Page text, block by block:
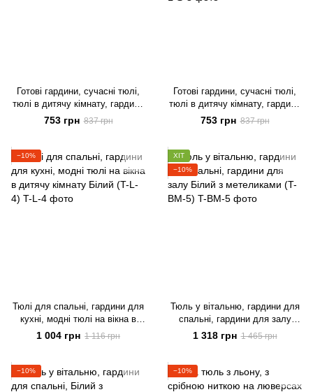
Готові гардини, сучасні тюлі,
тюлі в дитячу кімнату, гардини
для залу Білий (T-L-3)
753 грн 837 грн
Готові гардини, сучасні тюлі,
тюлі в дитячу кімнату, гардини
для залу Білий з срібною
ниткою (T-L-S-3)
753 грн 837 грн
−10%
Тюлі для спальні, гардини для
кухні, модні тюлі на вікна в
дитячу кімнату Білий (T-L-4)
1 004 грн 1 116 грн
ХІТ
−10%
Тюль у вітальню, гардини для
спальні, гардини для залу
Білий з метеликами (T-BM-5)
1 318 грн 1 465 грн
−10% −10%